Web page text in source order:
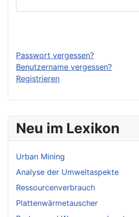
Neu im Lexikon
Urban Mining
Analyse der Umweltaspekte
Ressourcenverbrauch
Plattenwärmetauscher
Passwort vergessen?
Benutzername vergessen?
Registrieren